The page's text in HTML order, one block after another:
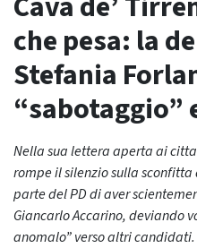
che pesa: la
Stefania
“sabotaggio”
Nella sua lettera aperta ai
rompe il silenzio sulla
parte del PD di aver
Giancarlo Accarino, deviando
anomalo” verso altri